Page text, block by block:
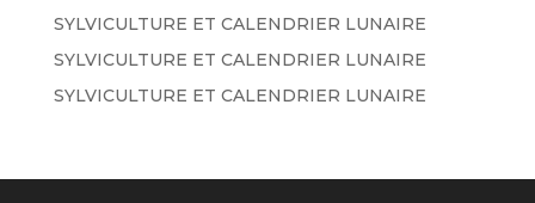
SYLVICULTURE ET CALENDRIER LUNAIRE
SYLVICULTURE ET CALENDRIER LUNAIRE
SYLVICULTURE ET CALENDRIER LUNAIRE